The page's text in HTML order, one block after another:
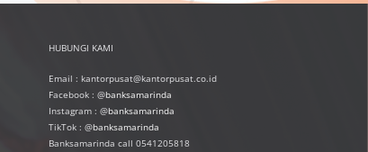
HUBUNGI KAMI
Email : kantorpusat@kantorpusat.co.id
Facebook : @banksamarinda
Instagram : @banksamarinda
TikTok : @banksamarinda
Banksamarinda call 0541205818